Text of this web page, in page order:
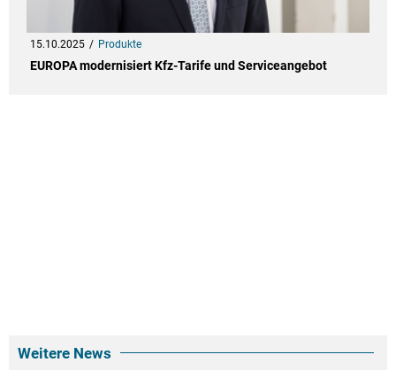
15.10.2025 Produkte
EUROPA modernisiert Kfz-Tarife und Serviceangebot
Weitere News